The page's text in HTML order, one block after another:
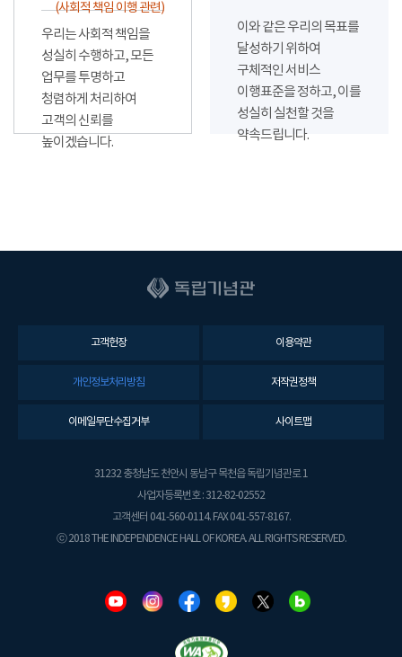
(사회적 책임 이행 관련)
우리는 사회적 책임을
성실히 수행하고, 모든
업무를 투명하고
청렴하게 처리하여
고객의 신뢰를
높이겠습니다.
이와 같은 우리의 목표를
달성하기 위하여
구체적인 서비스
이행표준을 정하고, 이를
성실히 실천할 것을
약속드립니다.
고객헌장 이용약관
개인정보처리방침 저작권정책
이메일무단수집거부 사이트맵
31232 충청남도 천안시 동남구 목천읍 독립기념관로 1
사업자등록번호 : 312-82-02552
고객센터 041-560-0114. FAX 041-557-8167.
ⓒ 2018 THE INDEPENDENCE HALL OF KOREA. ALL RIGHTS RESERVED.